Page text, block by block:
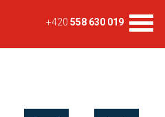
+420 558 630 019